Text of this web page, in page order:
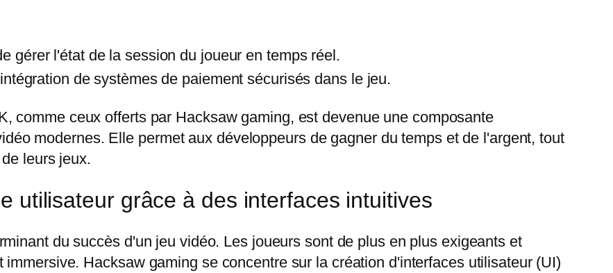
gérer l'état de la session du joueur en temps réel.
de systèmes de paiement sécurisés dans le jeu.
comme ceux offerts par Hacksaw gaming, est devenue une composante
modernes. Elle permet aux développeurs de gagner du temps et de l'argent, tout
leurs jeux.
utilisateur grâce à des interfaces intuitives
du succès d'un jeu vidéo. Les joueurs sont de plus en plus exigeants et
Hacksaw gaming se concentre sur la création d'interfaces utilisateur (UI)